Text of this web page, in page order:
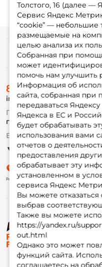
Толстого, 16 (далее —
Сервис Яндекс
“cookie” — небольшие
размещаемые на
целью анализа их
Собранная при
может
помочь нам улучшить
Информация об
сайта, собранная при
передаваться
Яндекса в ЕС и
будет обрабатывать
использования вами
отчетов о
предоставления
обрабатывает эту
установленном в
сервиса Яндекс
Вы можете отказаться
выбрав
Также вы можете
https://yandex.ru/
out.html
Однако это может
функций сайта.
соглашаетесь на
© ФоксФишинг,
О
8 (495) 532-77-88
info@foxfishing.ru
По вопросам с заказом
г. Москва, ул. Плеханова
Ежедневно 10:00 до 20:00